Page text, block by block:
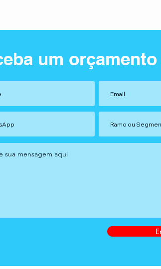
um orçamento